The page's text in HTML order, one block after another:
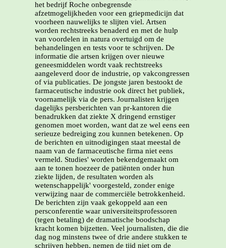
het bedrijf Roche onbegrensde
afzetmogelijkheden voor een griepmedicijn dat
voorheen nauwelijks te slijten viel. Artsen
worden rechtstreeks benaderd en met de hulp
van voordelen in natura overtuigd om de
behandelingen en tests voor te schrijven. De
informatie die artsen krijgen over nieuwe
geneesmiddelen wordt vaak rechtstreeks
aangeleverd door de industrie, op vakcongressen
of via publicaties. De jongste jaren bestookt de
farmaceutische industrie ook direct het publiek,
voornamelijk via de pers. Journalisten krijgen
dagelijks persberichten van pr-kantoren die
benadrukken dat ziekte X dringend ernstiger
genomen moet worden, want dat ze wel eens een
serieuze bedreiging zou kunnen betekenen. Op
de berichten en uitnodigingen staat meestal de
naam van de farmaceutische firma niet eens
vermeld. Studies' worden bekendgemaakt om
aan te tonen hoezeer de patiënten onder hun
ziekte lijden, de resultaten worden als
wetenschappelijk' voorgesteld, zonder enige
verwijzing naar de commerciële betrokkenheid.
De berichten zijn vaak gekoppeld aan een
persconferentie waar universiteitsprofessoren
(tegen betaling) de dramatische boodschap
kracht komen bijzetten. Veel journalisten, die die
dag nog minstens twee of drie andere stukken te
schrijven hebben, nemen de tijd niet om de